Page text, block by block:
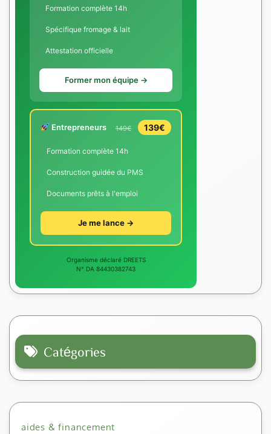
Formation complète 14h
Spécifique fromage & lait
Attestation officielle
Former mon équipe →
Entrepreneurs 149€ 139€
Formation complète 14h
Construction guidée du PMS
Documents prêts à l'emploi
Je me lance →
Organisme déclaré DREETS
N° DA 84430382743
Catégories
aides & financement